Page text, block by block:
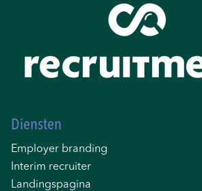
Diensten
Employer branding
Interim recruiter
Landingspagina